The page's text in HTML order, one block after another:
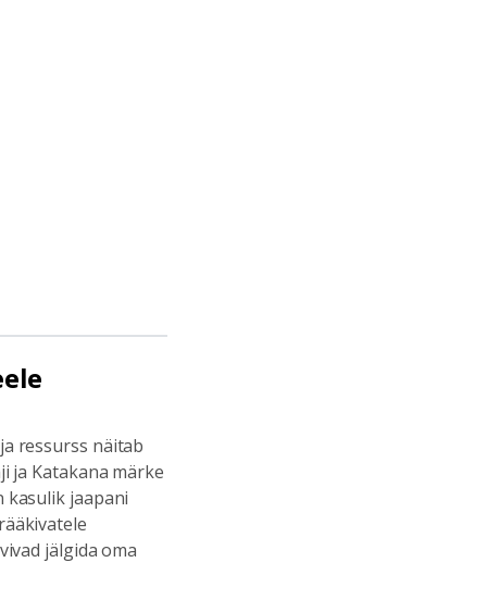
ressurss näitab
ja Katakana märke
kasulik jaapani
jälgida oma